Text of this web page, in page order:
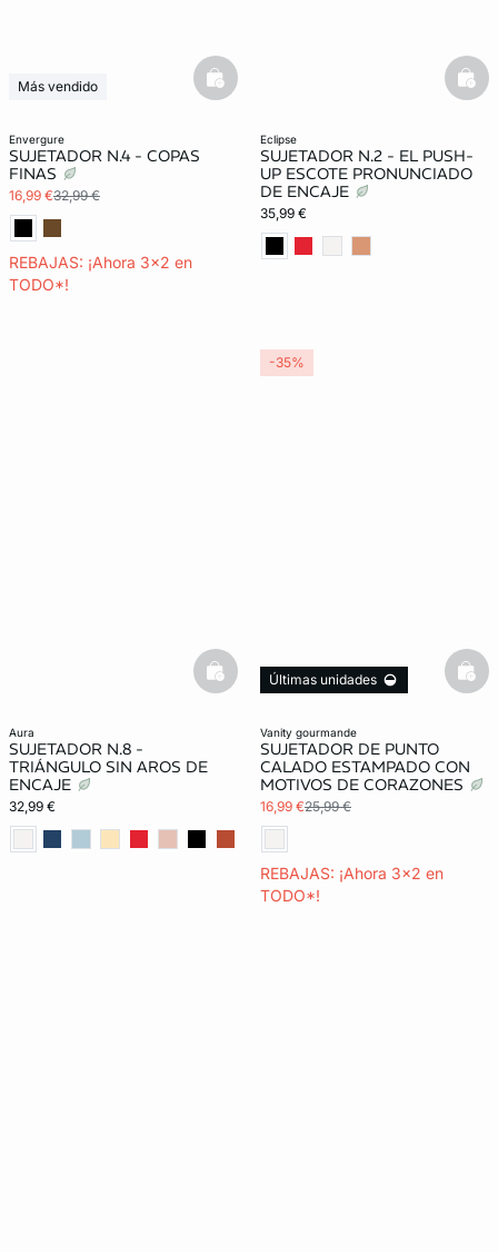
envergure
SUJETADOR N.4 - COPAS
FINAS
16,99 €32,99 €
REBAJAS: ¡Ahora 3x2 en
TODO*!
Más vendido
3x2 REBAJAS
basketfull
eclipse
SUJETADOR N.2 - EL PUSH-
UP ESCOTE PRONUNCIADO
DE ENCAJE
35,99 €
aura
SUJETADOR N.8 -
TRIÁNGULO SIN AROS DE
ENCAJE
32,99 €
basketfull
vanity gourmande
SUJETADOR DE PUNTO
CALADO ESTAMPADO CON
MOTIVOS DE CORAZONES
16,99 €25,99 €
REBAJAS: ¡Ahora 3x2 en
TODO*!
Últimas unidades
-35%